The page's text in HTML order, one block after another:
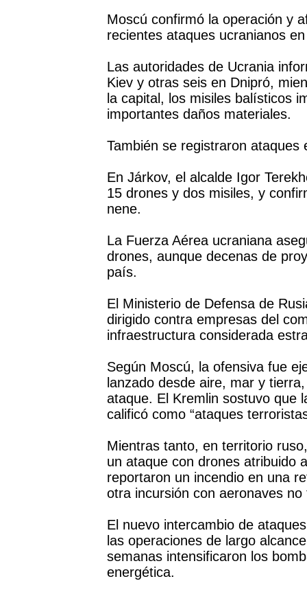
Moscú confirmó la operación y
recientes ataques ucranianos
Las autoridades de Ucrania
Kiev y otras seis en Dnipró,
la capital, los misiles balísticos
importantes daños materiales.
También se registraron
En Járkov, el alcalde Igor
15 drones y dos misiles, y
nene.
La Fuerza Aérea ucraniana
drones, aunque decenas de
país.
El Ministerio de Defensa de
dirigido contra empresas del
infraestructura considerada
Según Moscú, la ofensiva fue
lanzado desde aire, mar y
ataque. El Kremlin sostuvo que
calificó como “ataques
Mientras tanto, en territorio
un ataque con drones atribuido
reportaron un incendio en una
otra incursión con aeronaves no
El nuevo intercambio de
las operaciones de largo
semanas intensificaron los
energética.